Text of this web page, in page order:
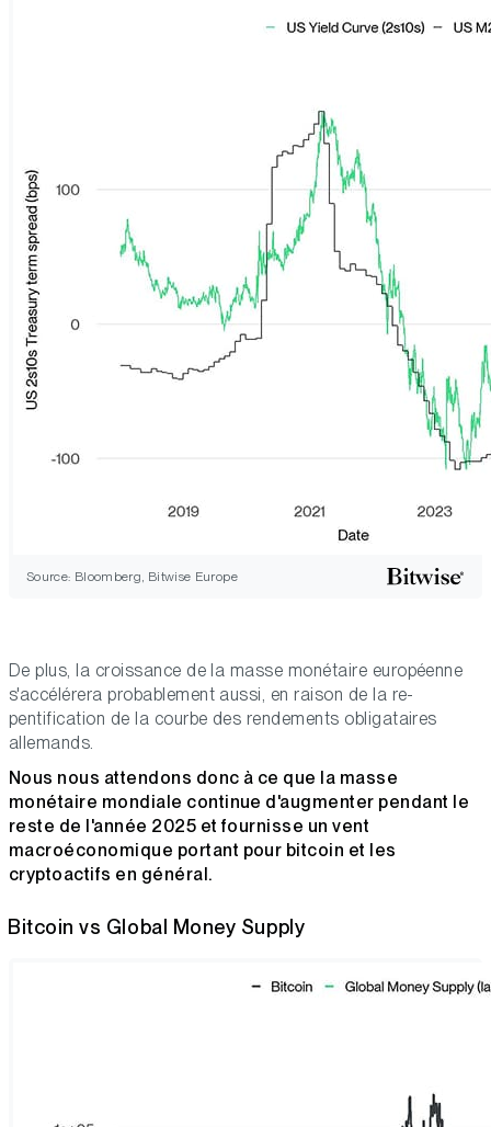
Source: Bloomberg, Bitwise Europe
De plus, la croissance de la masse monétaire européenne
s'accélérera probablement aussi, en raison de la re-
pentification de la courbe des rendements obligataires
allemands.
Nous nous attendons donc à ce que la masse
monétaire mondiale continue d'augmenter pendant le
reste de l'année 2025 et fournisse un vent
macroéconomique portant pour bitcoin et les
cryptoactifs en général.
Bitcoin vs Global Money Supply